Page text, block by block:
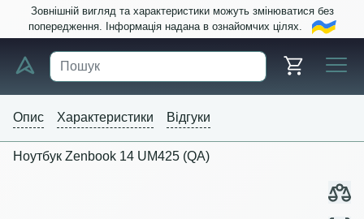
Зовнішній вигляд та характеристики можуть змінюватися без
попередження. Інформація надана в ознайомчих цілях.
Опис Характеристики Відгуки
Ноутбук Zenbook 14 UM425 (QA)